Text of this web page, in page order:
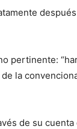
pertinente:
la
de su